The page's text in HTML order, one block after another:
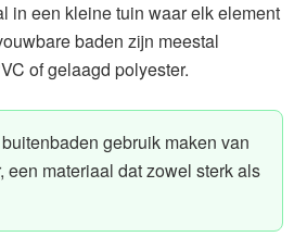
in een kleine tuin waar elk element
baden zijn meestal
of gelaagd polyester.
gebruik maken van
een materiaal dat zowel sterk als